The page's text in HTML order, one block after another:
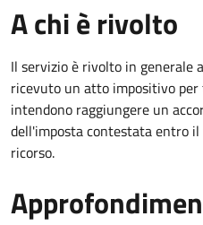
A chi è rivolto
Il servizioè rivolto in generale
ricevuto un atto impositivo
intendono raggiungere un
dell'imposta contestata entro
ricorso.